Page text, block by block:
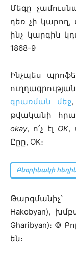
Մեգը
դեռ չի
ինչ կարգին
1868-9
Ինչպես
գրառման մեջ,
թվականի
okay, ո՛չ էլ OK,
Ըըը, OK։
Բնօրինակի
Թարգմանիչ՝
Hakobyan),
Gharibyan)։ ©
են։